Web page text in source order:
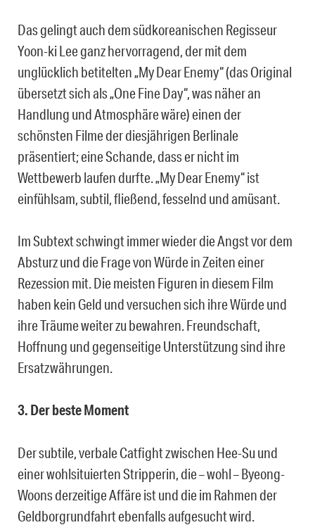
Das gelingt auch dem südkoreanischen Regisseur
Yoon-ki Lee ganz hervorragend, der mit dem
unglücklich betitelten „My Dear Enemy“ (das Original
übersetzt sich als „One Fine Day“, was näher an
Handlung und Atmosphäre wäre) einen der
schönsten Filme der diesjährigen Berlinale
präsentiert; eine Schande, dass er nicht im
Wettbewerb laufen durfte. „My Dear Enemy“ ist
einfühlsam, subtil, fließend, fesselnd und amüsant.
Im Subtext schwingt immer wieder die Angst vor dem
Absturz und die Frage von Würde in Zeiten einer
Rezession mit. Die meisten Figuren in diesem Film
haben kein Geld und versuchen sich ihre Würde und
ihre Träume weiter zu bewahren. Freundschaft,
Hoffnung und gegenseitige Unterstützung sind ihre
Ersatzwährungen.
3. Der beste Moment
Der subtile, verbale Catfight zwischen Hee-Su und
einer wohlsituierten Stripperin, die – wohl – Byeong-
Woons derzeitige Affäre ist und die im Rahmen der
Geldborgrundfahrt ebenfalls aufgesucht wird.